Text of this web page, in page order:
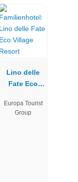
Lino delle
Fate Eco
Resort
Europa Tourist
Group